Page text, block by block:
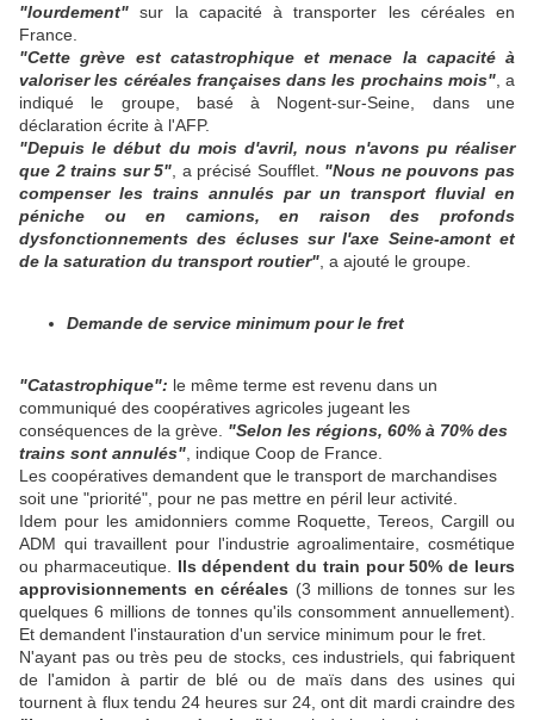
"lourdement" sur la capacité à transporter les céréales en
France.
"Cette grève est catastrophique et menace la capacité à
valoriser les céréales françaises dans les prochains mois", a
indiqué le groupe, basé à Nogent-sur-Seine, dans une
déclaration écrite à l'AFP.
"Depuis le début du mois d'avril, nous n'avons pu réaliser
que 2 trains sur 5" , a précisé Soufflet. "Nous ne pouvons pas
compenser les trains annulés par un transport fluvial en
péniche ou en camions, en raison des profonds
dysfonctionnements des écluses sur l'axe Seine-amont et
de la saturation du transport routier" , a ajouté le groupe.
Demande de service minimum pour le fret
"Catastrophique": le même terme est revenu dans un
communiqué des coopératives agricoles jugeant les
conséquences de la grève. "Selon les régions, 60% à 70% des
trains sont annulés" , indique Coop de France.
Les coopératives demandent que le transport de marchandises
soit une "priorité", pour ne pas mettre en péril leur activité.
Idem pour les amidonniers comme Roquette, Tereos, Cargill ou
ADM qui travaillent pour l'industrie agroalimentaire, cosmétique
ou pharmaceutique. Ils dépendent du train pour 50% de leurs
approvisionnements en céréales (3 millions de tonnes sur les
quelques 6 millions de tonnes qu'ils consomment annuellement).
Et demandent l'instauration d'un service minimum pour le fret.
N'ayant pas ou très peu de stocks, ces industriels, qui fabriquent
de l'amidon à partir de blé ou de maïs dans des usines qui
tournent à flux tendu 24 heures sur 24, ont dit mardi craindre des